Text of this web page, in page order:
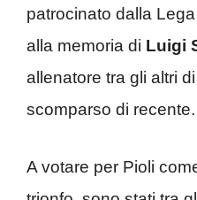
patrocinato dalla
alla memoria di Luigi
allenatore tra gli altri
scomparso di recente.
A votare per Pioli